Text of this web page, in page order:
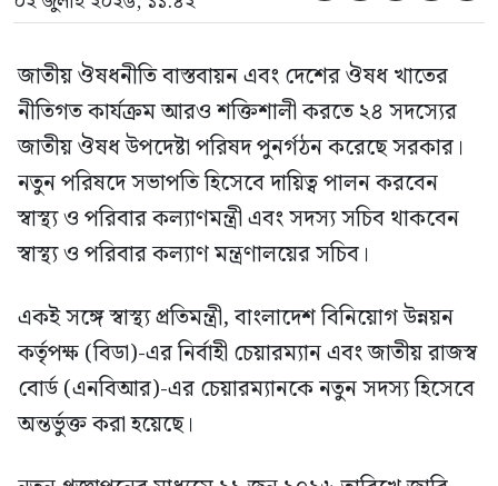
জাতীয় ঔষধনীতি বাস্তবায়ন এবং দেশের ঔষধ খাতের
নীতিগত কার্যক্রম আরও শক্তিশালী করতে ২৪ সদস্যের
জাতীয় ঔষধ উপদেষ্টা পরিষদ পুনর্গঠন করেছে সরকার।
নতুন পরিষদে সভাপতি হিসেবে দায়িত্ব পালন করবেন
স্বাস্থ্য ও পরিবার কল্যাণমন্ত্রী এবং সদস্য সচিব থাকবেন
স্বাস্থ্য ও পরিবার কল্যাণ মন্ত্রণালয়ের সচিব।
একই সঙ্গে স্বাস্থ্য প্রতিমন্ত্রী, বাংলাদেশ বিনিয়োগ উন্নয়ন
কর্তৃপক্ষ (বিডা)-এর নির্বাহী চেয়ারম্যান এবং জাতীয় রাজস্ব
বোর্ড (এনবিআর)-এর চেয়ারম্যানকে নতুন সদস্য হিসেবে
অন্তর্ভুক্ত করা হয়েছে।